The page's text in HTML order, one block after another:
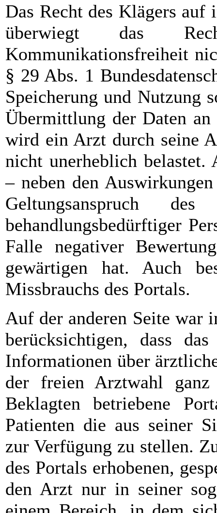
Das Recht des Klägers
überwiegt das
Kommunikationsfreiheit
§ 29 Abs. 1
Speicherung und Nutzung
Übermittlung der Daten
wird ein Arzt durch seine
nicht unerheblich belastet.
– neben den
Geltungsanspruch
behandlungsbedürftiger
Falle negativer
gewärtigen hat. Auch
Missbrauchs des Portals.
Auf der anderen Seite war
berücksichtigen, dass
Informationen über
der freien Arztwahl
Beklagten betriebene
Patienten die aus seiner
zur Verfügung zu stellen.
des Portals erhobenen,
den Arzt nur in seiner